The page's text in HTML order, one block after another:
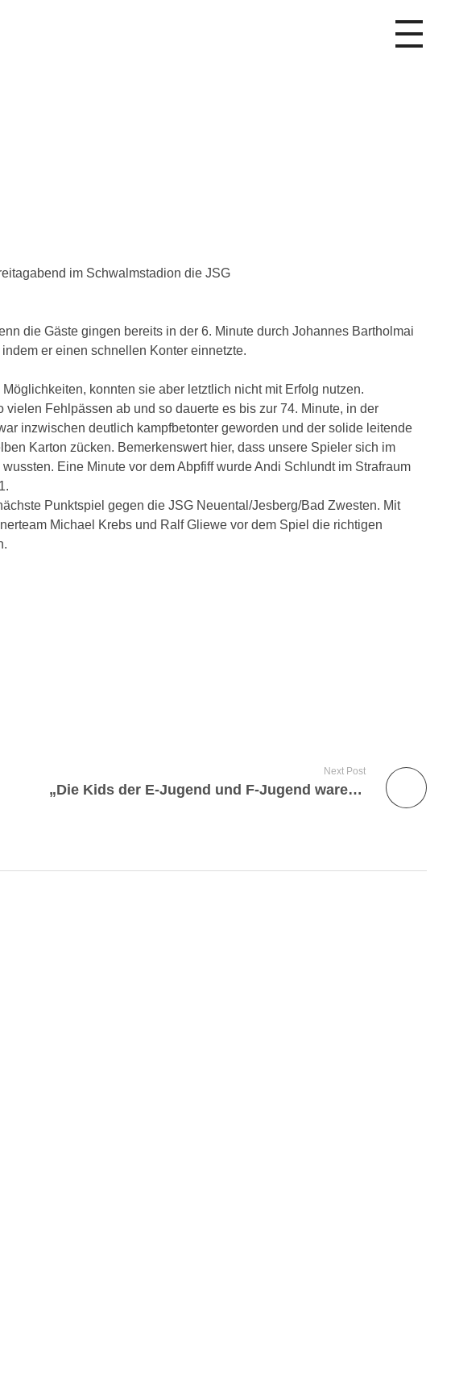
im Schwalmstadion die JSG
die Gäste gingen bereits in der 6. Minute durch Johannes Bartholmai
er einen schnellen Konter einnetzte.
konnten sie aber letztlich nicht mit Erfolg nutzen.
Fehlpässen ab und so dauerte es bis zur 74. Minute, in der
inzwischen deutlich kampfbetonter geworden und der solide leitende
Karton zücken. Bemerkenswert hier, dass unsere Spieler sich im
Eine Minute vor dem Abpfiff wurde Andi Schlundt im Strafraum
Punktspiel gegen die JSG Neuental/Jesberg/Bad Zwesten. Mit
Michael Krebs und Ralf Gliewe vor dem Spiel die richtigen
Next Post
„Die Kids der E-Jugend und F-Jugend waren zu Gast beim Regionalligaspiel KSV Hessen Kassel gg den VfB Stuttgart ll.